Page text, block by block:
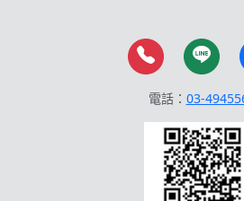
電話： 03-